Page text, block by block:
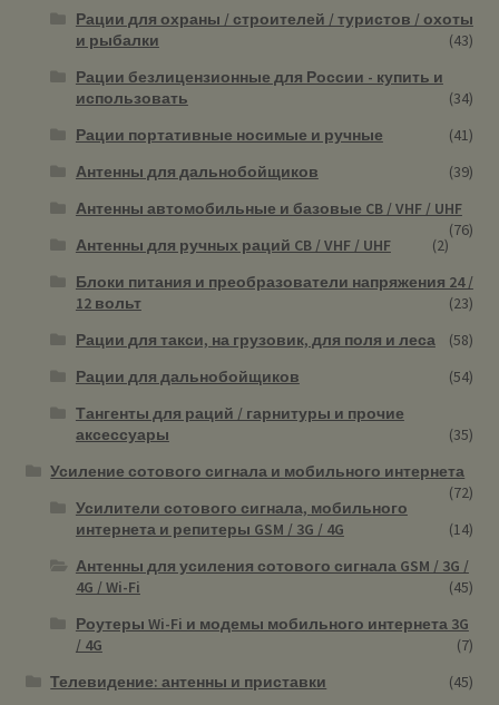
Рации для охраны / строителей / туристов / охоты
и рыбалки
(43)
Рации безлицензионные для России - купить и
использовать
(34)
Рации портативные носимые и ручные
(41)
Антенны для дальнобойщиков
(39)
Антенны автомобильные и базовые CB / VHF / UHF
(76)
Антенны для ручных раций CB / VHF / UHF
(2)
Блоки питания и преобразователи напряжения 24 /
12 вольт
(23)
Рации для такси, на грузовик, для поля и леса
(58)
Рации для дальнобойщиков
(54)
Тангенты для раций / гарнитуры и прочие
аксессуары
(35)
Усиление сотового сигнала и мобильного интернета
(72)
Усилители сотового сигнала, мобильного
интернета и репитеры GSM / 3G / 4G
(14)
Антенны для усиления сотового сигнала GSM / 3G /
4G / Wi-Fi
(45)
Роутеры Wi-Fi и модемы мобильного интернета 3G
/ 4G
(7)
Телевидение: антенны и приставки
(45)